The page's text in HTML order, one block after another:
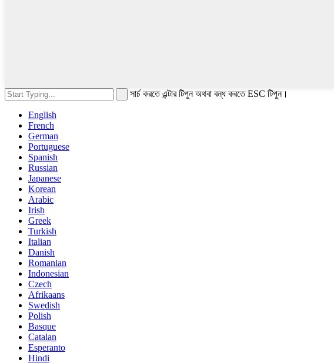
সার্চ করতে এন্টার টিপুন অথবা বন্ধ করতে ESC টিপুন।
English
French
German
Portuguese
Spanish
Russian
Japanese
Korean
Arabic
Irish
Greek
Turkish
Italian
Danish
Romanian
Indonesian
Czech
Afrikaans
Swedish
Polish
Basque
Catalan
Esperanto
Hindi